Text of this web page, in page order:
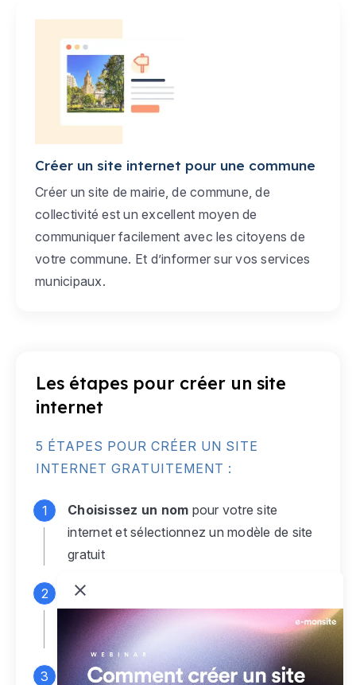
Créer un site internet pour une commune
Créer un site de mairie, de commune, de
collectivité est un excellent moyen de
communiquer facilement avec les citoyens de
votre commune. Et d’informer sur vos services
municipaux.
Les étapes pour créer un site
internet
5 ÉTAPES POUR CRÉER UN SITE
INTERNET GRATUITEMENT :
Choisissez un nom pour votre site
internet et sélectionnez un modèle de site
gratuit
Connectez-vous
monsite gratuit pour accéder à votre
espace d'administration
Personnalisez entièrement le